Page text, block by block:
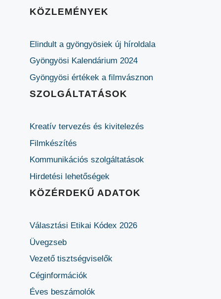
KÖZLEMÉNYEK
Elindult a gyöngyösiek új híroldala
Gyöngyösi Kalendárium 2024
Gyöngyösi értékek a filmvásznon
SZOLGÁLTATÁSOK
Kreatív tervezés és kivitelezés
Filmkészítés
Kommunikációs szolgáltatások
Hirdetési lehetőségek
KÖZÉRDEKŰ ADATOK
Választási Etikai Kódex 2026
Üvegzseb
Vezető tisztségviselők
Céginformációk
Éves beszámolók